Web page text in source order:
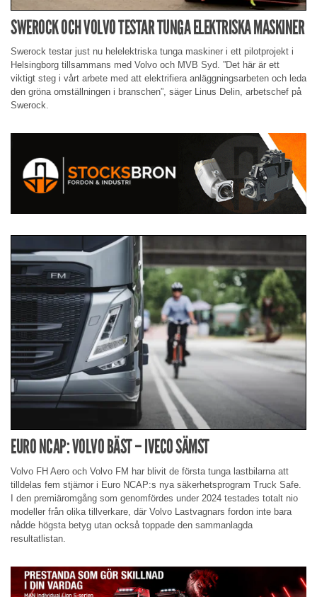
SWEROCK OCH VOLVO TESTAR TUNGA ELEKTRISKA MASKINER
Swerock testar just nu helelektriska tunga maskiner i ett pilotprojekt i
Helsingborg tillsammans med Volvo och MVB Syd. ”Det här är ett
viktigt steg i vårt arbete med att elektrifiera anläggningsarbeten och leda
den gröna omställningen i branschen”, säger Linus Delin, arbetschef på
Swerock.
EURO NCAP: VOLVO BÄST – IVECO SÄMST
Volvo FH Aero och Volvo FM har blivit de första tunga lastbilarna att
tilldelas fem stjärnor i Euro NCAP:s nya säkerhetsprogram Truck Safe.
I den premiäromgång som genomfördes under 2024 testades totalt nio
modeller från olika tillverkare, där Volvo Lastvagnars fordon inte bara
nådde högsta betyg utan också toppade den sammanlagda
resultatlistan.